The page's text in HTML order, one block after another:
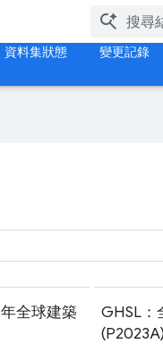
資料集狀態 變更記錄
全球建築
GHSL：